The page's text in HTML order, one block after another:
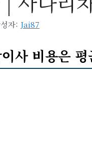
자: Jai87
사 비용은